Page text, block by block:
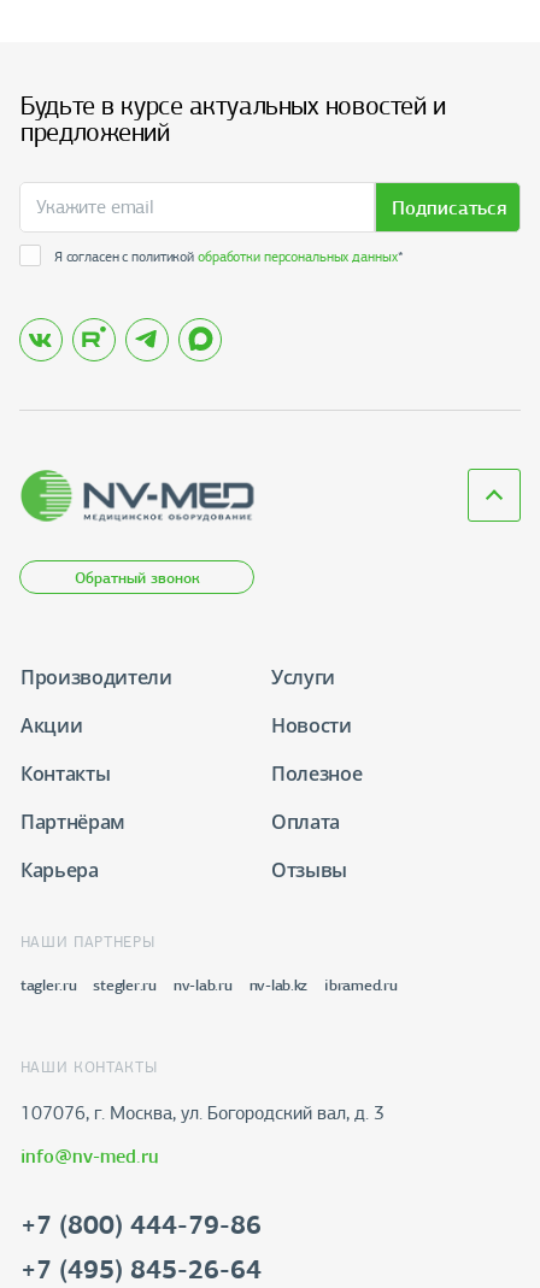
Будьте в курсе актуальных новостей и
предложений
Подписаться
Я согласен с политикойобработки персональных данных*
Обратный звонок
Производители
Услуги
Акции
Новости
Контакты
Полезное
Партнёрам
Оплата
Карьера
Отзывы
НАШИ ПАРТНЕРЫ
tagler.ru stegler.ru nv-lab.ru nv-lab.kz ibramed.ru
НАШИ КОНТАКТЫ
107076, г. Москва, ул. Богородский вал, д. 3
info@nv-med.ru
+7 (800) 444-79-86
+7 (495) 845-26-64